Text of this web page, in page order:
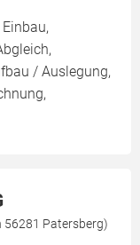
/ Auslegung,
56281 Patersberg)